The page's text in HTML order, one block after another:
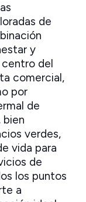
de
y
centro del
comercial,
por
de
bien
verdes,
vida para
de
los puntos
a